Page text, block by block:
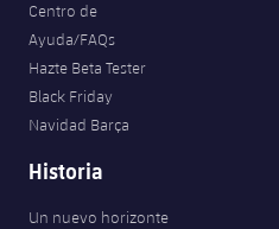
Centro de
Ayuda/FAQs
Hazte Beta Tester
Black Friday
Navidad Barça
Historia
Un nuevo horizonte